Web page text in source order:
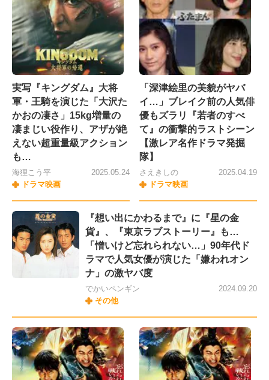
実写『キングダム』大将
軍・王騎を演じた「大沢た
かおの凄さ」15kg増量の
凄まじい役作り、アザが絶
えない超重量級アクション
も…
海狸こう平
ドラマ映画
2025.05.24
「深津絵里の美貌がヤバ
イ…」ブレイク前の人気俳
優もズラリ『若者のすべ
て』の衝撃的ラストシーン
【激レア名作ドラマ発掘
隊】
さえきしの
ドラマ映画
2025.04.19
『想い出にかわるまで』に『星の金
貨』、『東京ラブストーリー』も…
「憎いけど忘れられない…」90年代ド
ラマで人気女優が演じた「嫌われオン
ナ」の激ヤバ度
でかいペンギン
その他
2024.09.20